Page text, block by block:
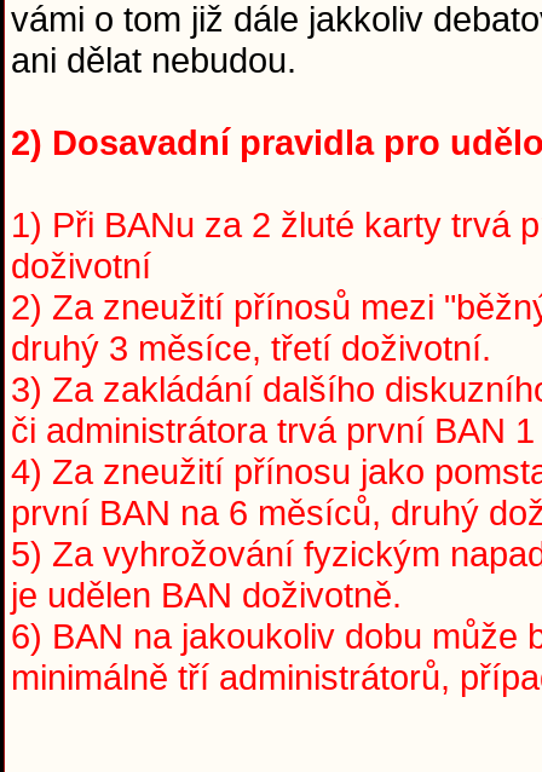
vámi o tom již dále jakkoliv
ani dělat nebudou.
2) Dosavadní pravidla pro
1) Při BANu za 2 žluté karty trvá
doživotní
2) Za zneužití přínosů mezi
druhý 3 měsíce, třetí doživotní.
3) Za zakládání dalšího
či administrátora trvá první BAN
4) Za zneužití přínosu jako
první BAN na 6 měsíců, druhý
5) Za vyhrožování fyzickým
je udělen BAN doživotně.
6) BAN na jakoukoliv dobu může
minimálně tří administrátorů,